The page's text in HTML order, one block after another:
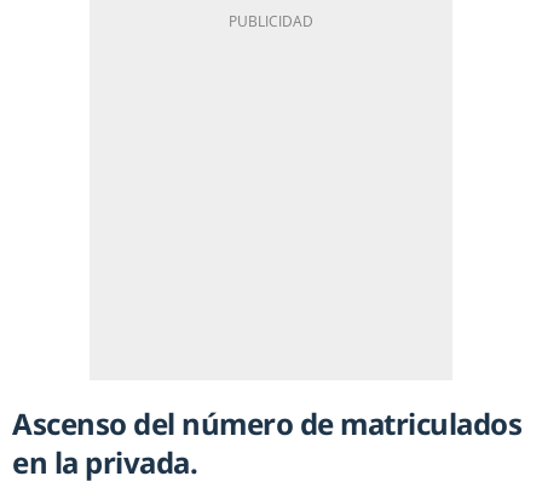
Ascenso del número de matriculados
en la privada.